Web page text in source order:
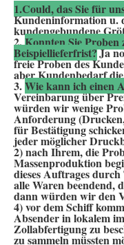
1.Could, das Sie für
Kundeninformation u.
kundengebundene
2. Konnten Sie Proben
Beispiellieferfrist?Ja
freie Proben des
aber Kundenbedarf
3. Wie kann ich einen
Vereinbarung über
würden wir wenige
Anforderung
für Bestätigung
jeder möglicher
2) nach Ihrem, die
Massenproduktion
dieses Auftrages
alle Waren beendend,
dann würden wir den
4) vor dem Schiff
Absender in lokalem
Zollabfertigung zu
zu sammeln müssten